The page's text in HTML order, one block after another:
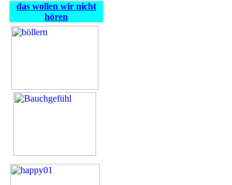
das wollen wir nicht
hören